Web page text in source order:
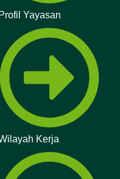
Profil Yayasan
Kerja